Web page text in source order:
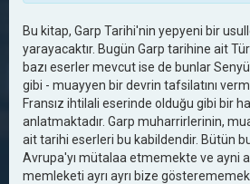
Bu kitap, Garp Tarihi'nin yepyeni bir
yarayacaktır. Bugün Garp tarihine ait
bazı eserler mevcut ise de bunlar
gibi - muayyen bir devrin tafsilatını
Fransız ihtilali eserinde olduğu gibi bir
anlatmaktadır. Garp muharrirlerinin,
ait tarihi eserleri bu kabildendir. Bütün
Avrupa'yı mütalaa etmemekte ve ayni
memleketi ayrı ayrı bize